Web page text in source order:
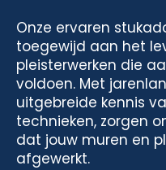
Onze ervaren
toegewijd aan het
pleisterwerken die
voldoen. Met
uitgebreide kennis
technieken, zorgen
dat jouw muren en
afgewerkt.